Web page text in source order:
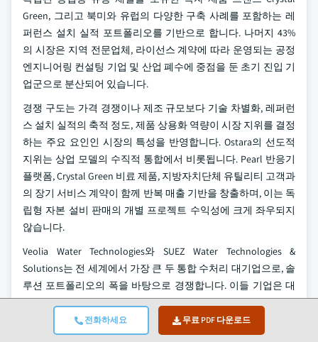
전화하세요 무료 PDF 다운로드
Green, 그리고 북미와 유럽의 다양한 구축 사례를 포함하는 레
퍼런스 설치 실적 포트폴리오를 기반으로 합니다. 나머지 43%
의 시장은 지역 전문업체, 라이선스 계약에 따라 운영되는 공정
엔지니어링 컨설팅 기업 및 산업 폐수에 중점을 둔 초기 진입 기
업군으로 분산되어 있습니다.
경쟁 구도는 가격 경쟁이나 제조 규모보다 기술 차별화, 레퍼런
스 설치 실적의 축적 정도, 제품 상용화 역량이 시장 지위를 결정
하는 주요 요인인 시장의 특성을 반영합니다. Ostara의 선도적
지위는 상업 모델의 수직적 통합에서 비롯됩니다. Pearl 반응기
플랫폼, Crystal Green 비료 제품, 지방자치단체 유틸리티 고객과
의 장기 서비스 계약이 함께 반복 매출 기반을 창출하며, 이는 독
립형 자본 설비 판매의 개별 프로젝트 수익성에 크게 좌우되지
않습니다.
Veolia Water Technologies와 SUEZ Water Technologies &
Solutions는 전 세계에서 가장 큰 두 통합 수처리 대기업으로, 솔
루션 포트폴리오의 폭을 바탕으로 경쟁합니다. 이들 기업은 대
형 지방자치단체 및 산업 유틸리티 고객과 구축한 기존 거래 관
계를 활용해 광범위한 플랜트 업그레이드 프로그램에 스트루바
이트 회수 시스템을 포함시키고 있습니다. 상위 5개 기업에 이